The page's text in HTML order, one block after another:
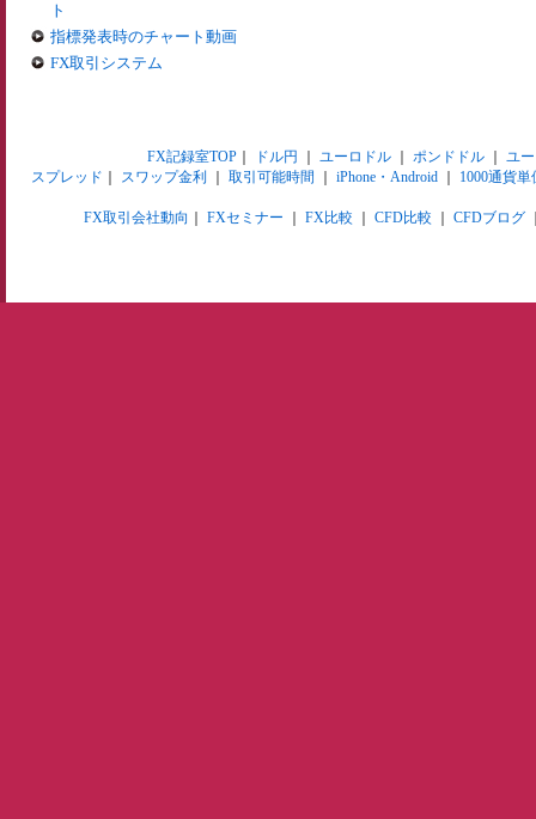
ト
指標発表時のチャート動画
FX取引システム
FX記録室TOP｜ ドル円 ユーロドル｜ ポンドドル｜ ユ
スプレッド
スワップ金利 取引可能時間 iPhone・Android 1000通貨単
FX取引会社動向 FXセミナー FX比較 CFD比較 CFDブログ